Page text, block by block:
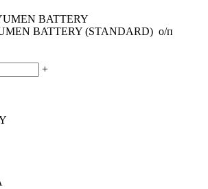
BATTERY
BATTERY (STANDARD) о/п
+